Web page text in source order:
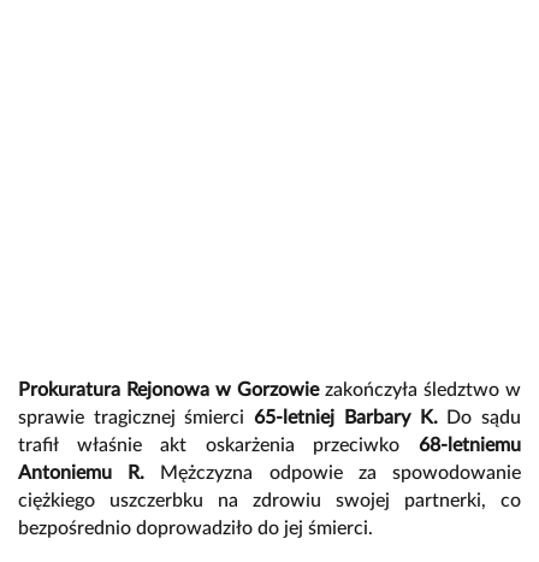
Prokuratura Rejonowa w Gorzowiezakończyła śledztwo w
sprawie tragicznej śmierci65-letniej Barbary K.Do sądu
trafił właśnie akt oskarżenia przeciwko 68-letniemu
Antoniemu R. Mężczyzna odpowie za spowodowanie
ciężkiego uszczerbku na zdrowiu swojej partnerki, co
bezpośrednio doprowadziło do jej śmierci.